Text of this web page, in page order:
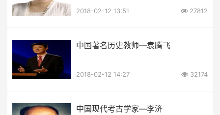
2018-02-12 13:51 27812
中国著名历史教师—袁腾飞
2018-02-12 14:27 32174
中国现代考古学家—李济